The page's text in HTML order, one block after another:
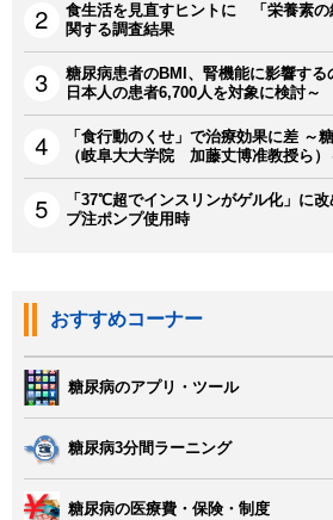
食生活を見直すヒントに 「栄養素の
関する調査結果
糖尿病患者のBMI、腎機能に影響する
日本人の患者6,700人を対象に検討～
「食行動のくせ」で治療効果に差 ～
（岐阜大大学院 加藤丈博准教授ら）
「37℃超でインスリンがゲル化」に
プ注ポンプ使用時
おすすめコーナー
糖尿病のアプリ・ツール
糖尿病3分間ラーニング
糖尿病の医療費・保険・制度